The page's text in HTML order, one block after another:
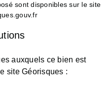
sont disponibles sur le site
auxquels ce bien est
site Géorisques :